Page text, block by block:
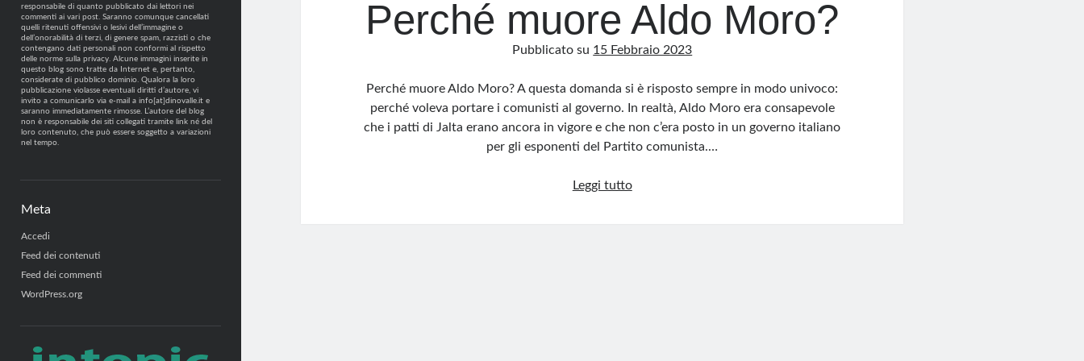
responsabile di quanto pubblicato dai lettori nei
commenti ai vari post. Saranno comunque cancellati
quelli ritenuti offensivi o lesivi dell’immagine o
dell’onorabilità di terzi, di genere spam, razzisti o che
contengano dati personali non conformi al rispetto
delle norme sulla privacy. Alcune immagini inserite in
questo blog sono tratte da Internet e, pertanto,
considerate di pubblico dominio. Qualora la loro
pubblicazione violasse eventuali diritti d’autore, vi
invito a comunicarlo via e-mail a info[at]dinovalle.it e
saranno immediatamente rimosse. L’autore del blog
non è responsabile dei siti collegati tramite link né del
loro contenuto, che può essere soggetto a variazioni
nel tempo.
Meta
Accedi
Feed dei contenuti
Feed dei commenti
WordPress.org
Perché muore Aldo Moro?
Pubblicato su 15 Febbraio 2023
Perché muore Aldo Moro? A questa domanda si è risposto sempre in modo univoco:
perché voleva portare i comunisti al governo. In realtà, Aldo Moro era consapevole
che i patti di Jalta erano ancora in vigore e che non c’era posto in un governo italiano
per gli esponenti del Partito comunista.…
Leggi tuttoPerché